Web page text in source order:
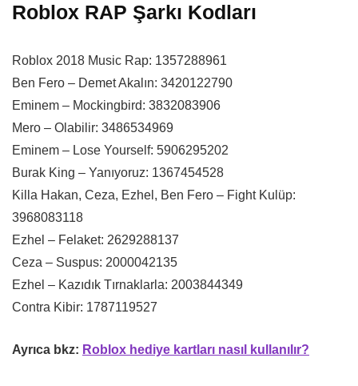
Roblox RAP Şarkı Kodları
Roblox 2018 Music Rap: 1357288961
Ben Fero – Demet Akalın: 3420122790
Eminem – Mockingbird: 3832083906
Mero – Olabilir: 3486534969
Eminem – Lose Yourself: 5906295202
Burak King – Yanıyoruz: 1367454528
Killa Hakan, Ceza, Ezhel, Ben Fero – Fight Kulüp:
3968083118
Ezhel – Felaket: 2629288137
Ceza – Suspus: 2000042135
Ezhel – Kazıdık Tırnaklarla: 2003844349
Contra Kibir: 1787119527
Ayrıca bkz: Roblox hediye kartları nasıl kullanılır?